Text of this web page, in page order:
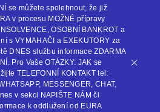
se můžete spolehnout, že již
v procesu MOŽNÉ přípravy
OSOBNÍ BANKROT a
s VYMAHAČI a EXEKUTORY za
DNES službu informace ZDARMA
Pro Vaše OTÁZKY: JAK se
TELEFONNÍ KONTAKT tel:
MESSENGER, CHAT,
v sekci NAPIŠTE NÁM či
k oddlužení od EURA